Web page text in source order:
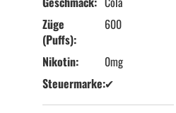
Züge
(Puffs):
600
Nikotin:
0mg
Steuermarke:✔